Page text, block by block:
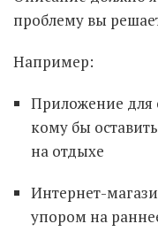
проблему вы
Например:
Приложение для
кому бы
на отдыхе
Интернет-
упором на